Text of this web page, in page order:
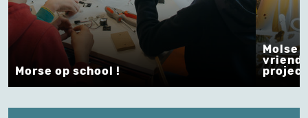
!
Molse lichtstoeten:
vriendschappen door